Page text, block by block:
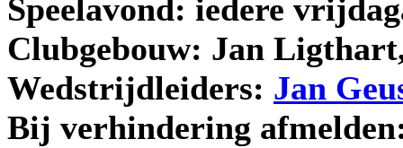
Speelavond: iedere
Clubgebouw: Jan
Wedstrijdleiders: Jan
Bij verhindering